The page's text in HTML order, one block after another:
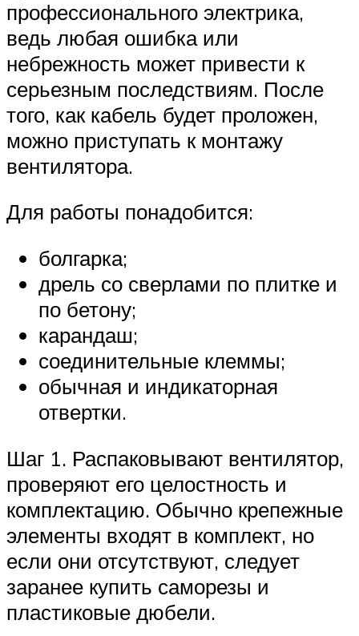
профессионального электрика,
ведь любая ошибка или
небрежность может привести к
серьезным последствиям. После
того, как кабель будет проложен,
можно приступать к монтажу
вентилятора.
Для работы понадобится:
болгарка;
дрель со сверлами по плитке и
по бетону;
карандаш;
соединительные клеммы;
обычная и индикаторная
отвертки.
Шаг 1. Распаковывают вентилятор,
проверяют его целостность и
комплектацию. Обычно крепежные
элементы входят в комплект, но
если они отсутствуют, следует
заранее купить саморезы и
пластиковые дюбели.